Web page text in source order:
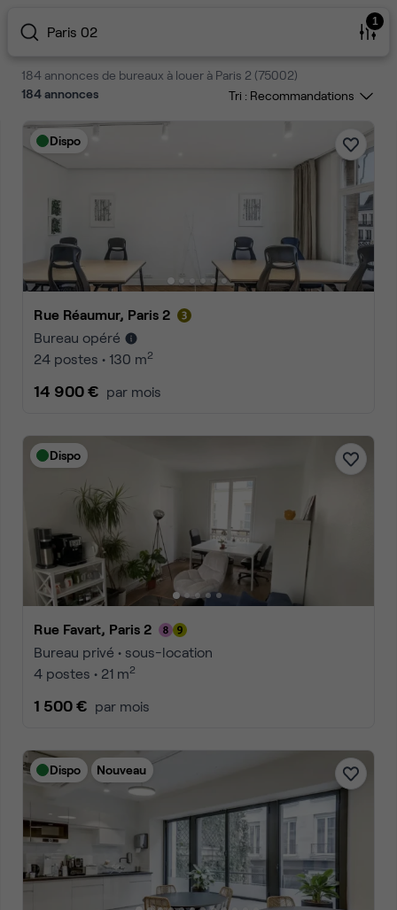
Paris 02
1
184 annonces de bureaux à louer à Paris 2 (75002)
184annonces Tri :
Dispo
Rue Réaumur, Paris 2
Bureau opéré
24 postes • 130 m2
14 900 € par mois
Dispo
Rue Favart, Paris 2
Bureau privé • sous-location
4 postes • 21 m2
1 500 € par mois
Dispo Nouveau